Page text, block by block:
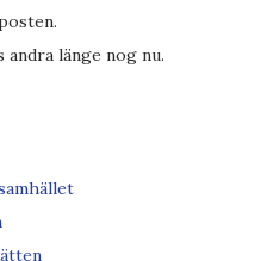
länge nog nu.